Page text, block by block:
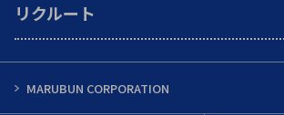
リクルート
MARUBUN CORPORATION